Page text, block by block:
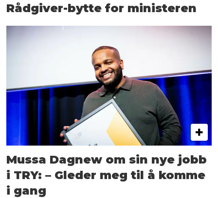
Rådgiver-bytte for ministeren
Mussa Dagnew om sin nye jobb
i TRY: – Gleder meg til å komme
i gang